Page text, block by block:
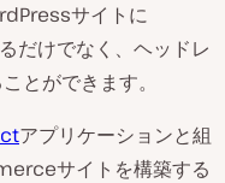
サイトに
だけでなく、ヘッドレ
とができます。
アプリケーションと組
サイトを構築する